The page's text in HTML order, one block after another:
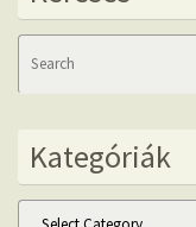
Kategóriák
Kategóriák